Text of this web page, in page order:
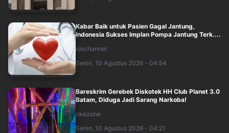
Kabar Baik untuk Pasien Gagal Jantung,
Indonesia Sukses Implan Pompa Jantung Terk....
idxchannel
Senin, 10 Agustus 2026 - 04:54
Bareskrim Gerebek Diskotek HH Club Planet 3.0
Batam, Diduga Jadi Sarang Narkoba!
okezone
Senin, 10 Agustus 2026 - 04:21